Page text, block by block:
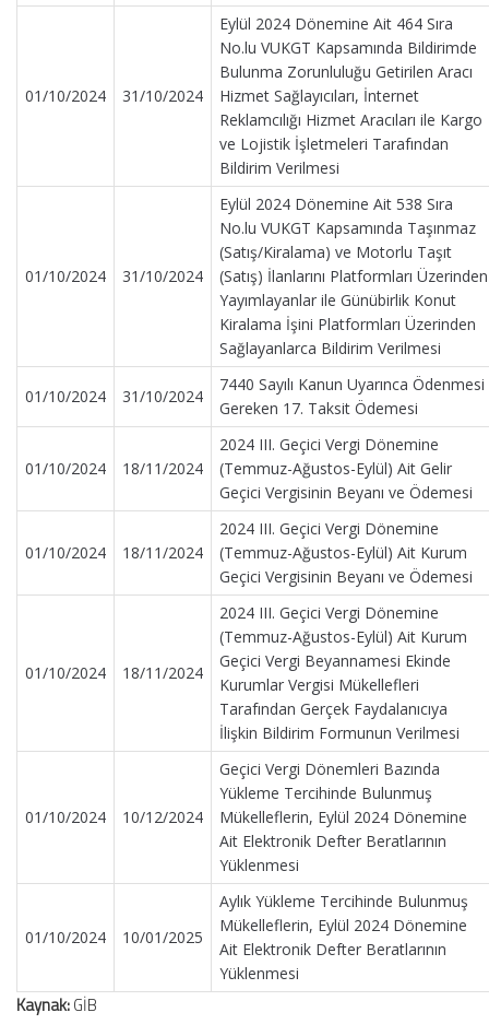
01/10/2024 31/10/2024
Eylül 2024 Dönemine Ait 464 Sıra
No.lu VUKGT Kapsamında Bildirimde
Bulunma Zorunluluğu Getirilen Aracı
Hizmet Sağlayıcıları, İnternet
Reklamcılığı Hizmet Aracıları ile Kargo
ve Lojistik İşletmeleri Tarafından
Bildirim Verilmesi
01/10/2024 31/10/2024
Eylül 2024 Dönemine Ait 538 Sıra
No.lu VUKGT Kapsamında Taşınmaz
(Satış/Kiralama) ve Motorlu Taşıt
(Satış) İlanlarını Platformları Üzerinden
Yayımlayanlar ile Günübirlik Konut
Kiralama İşini Platformları Üzerinden
Sağlayanlarca Bildirim Verilmesi
01/10/2024 31/10/2024
7440 Sayılı Kanun Uyarınca Ödenmesi
Gereken 17. Taksit Ödemesi
01/10/2024 18/11/2024
2024 III. Geçici Vergi Dönemine
(Temmuz-Ağustos-Eylül) Ait Gelir
Geçici Vergisinin Beyanı ve Ödemesi
01/10/2024 18/11/2024
2024 III. Geçici Vergi Dönemine
(Temmuz-Ağustos-Eylül) Ait Kurum
Geçici Vergisinin Beyanı ve Ödemesi
01/10/2024 18/11/2024
2024 III. Geçici Vergi Dönemine
(Temmuz-Ağustos-Eylül) Ait Kurum
Geçici Vergi Beyannamesi Ekinde
Kurumlar Vergisi Mükellefleri
Tarafından Gerçek Faydalanıcıya
İlişkin Bildirim Formunun Verilmesi
01/10/2024 10/12/2024
Geçici Vergi Dönemleri Bazında
Yükleme Tercihinde Bulunmuş
Mükelleflerin, Eylül 2024 Dönemine
Ait Elektronik Defter Beratlarının
Yüklenmesi
01/10/2024 10/01/2025
Aylık Yükleme Tercihinde Bulunmuş
Mükelleflerin, Eylül 2024 Dönemine
Ait Elektronik Defter Beratlarının
Yüklenmesi
Kaynak:GİB